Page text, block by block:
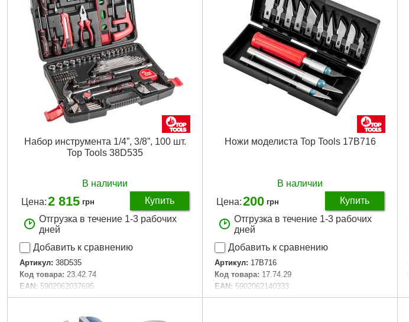
Подробнее...
Набор инструмента 1/4”, 3/8”, 100 шт.
Top Tools 38D535
В наличии
Цена:2 815 грн
Купить
Отгрузка в течение 1-3 рабочих
дней
Добавить к сравнению
Артикул: 38D535
Код товара: 23.42.74
EAN: 5902062037695
Тип: универсальный набор
Ножи моделиста Top Tools 17B716
В наличии
Цена:200 грн
Купить
Отгрузка в течение 1-3 рабочих
дней
Добавить к сравнению
Артикул: 17B716
Код товара: 17.74.29
EAN: 5902062140333
Держатель: алюминий